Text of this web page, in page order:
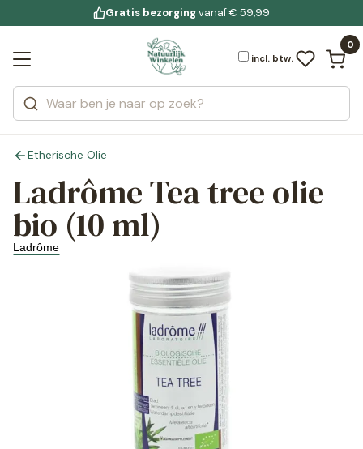
Jouw bewuste leefstijl
voor 19:00 uur besteld
Gratis bezorgingvanaf € 59,99
incl. btw.
0
Zoeken
Categorieën
Merken
Bekijk alle resultaten
Etherische Olie
Ladrôme Tea tree olie
bio (10 ml)
Ladrôme